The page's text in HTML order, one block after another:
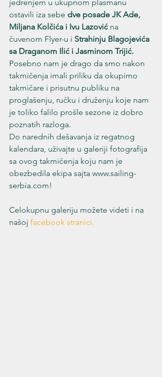
jedrenjem u ukupnom plasmanu
ostavili iza sebe dve posade JK Ade,
Miljana Kolčića i Ivu Lazović na
čuvenom Flyer-u i Strahinju Blagojevića
sa Draganom Ilić i Jasminom Trijić.
Posebno nam je drago da smo nakon
takmičenja imali priliku da okupimo
takmičare i prisutnu publiku na
proglašenju, ručku i druženju koje nam
je toliko falilo prošle sezone iz dobro
poznatih razloga.
Do narednih dešavanja iz regatnog
kalendara, uživajte u galeriji fotografija
sa ovog takmičenja koju nam je
obezbedila ekipa sajta www.sailing-
serbia.com!
Celokupnu galeriju možete videti i na
našoj facebook stranici.